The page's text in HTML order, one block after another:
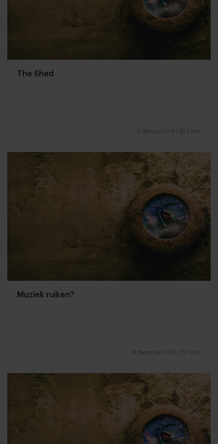
The Shed
3 februari 2014 2 min
Muziek ruiken?
18 december 2013 1 min